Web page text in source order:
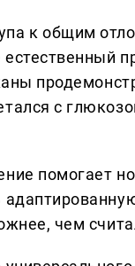
к общим
с
помогает
чем